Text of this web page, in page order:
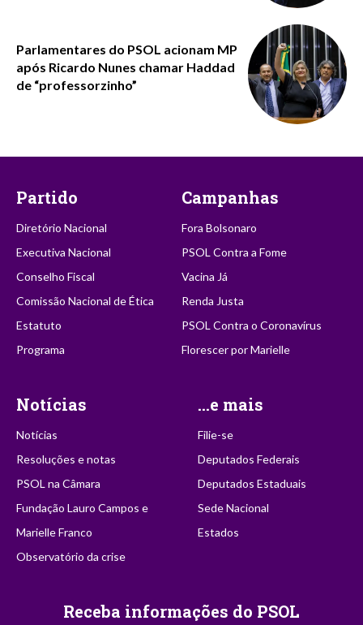
Parlamentares do PSOL acionam MP
após Ricardo Nunes chamar Haddad
de “professorzinho”
Partido
Diretório Nacional
Executiva Nacional
Conselho Fiscal
Comissão Nacional de Ética
Estatuto
Programa
Campanhas
Fora Bolsonaro
PSOL Contra a Fome
Vacina Já
Renda Justa
PSOL Contra o Coronavírus
Florescer por Marielle
Notícias
Notícias
Resoluções e notas
PSOL na Câmara
Fundação Lauro Campos e
Marielle Franco
Observatório da crise
...e mais
Filie-se
Deputados Federais
Deputados Estaduais
Sede Nacional
Estados
Receba informações do PSOL